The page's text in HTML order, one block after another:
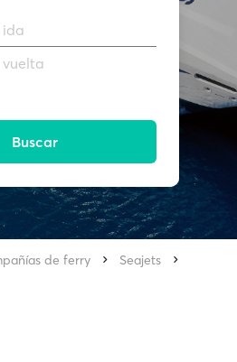
ida
vuelta
Buscar
de ferry
Seajets